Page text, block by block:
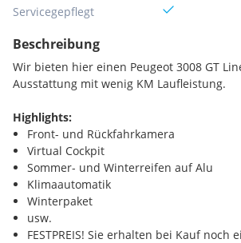
Servicegepflegt
Beschreibung
Wir bieten hier einen Peugeot 3008 GT
Ausstattung mit wenig KM Laufleistung.
Highlights:
Front- und Rückfahrkamera
Virtual Cockpit
Sommer- und Winterreifen auf Alu
Klimaautomatik
Winterpaket
usw.
FESTPREIS! Sie erhalten bei Kauf